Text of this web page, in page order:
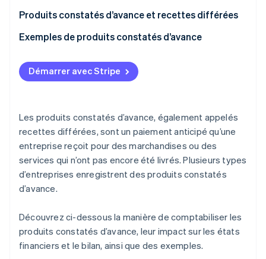
Bilan
Compte de résultat
Tableau des flux de trésorerie
Analyse financière
Produits constatés d’avance et recettes différées
Produits constatés d’avance
Recettes différées
Exemples de produits constatés d’avance et de
Exemples de produits constatés d’avance
Services d’abonnement
Logiciels et technologies
Assurance
Immobilier et locations
Bâtiment
Événements en direct
Services juridiques et de conseil
Voyage et hôtellerie
Démarrer avec Stripe
Les produits constatés d’avance, également appelés
recettes différées, sont un paiement anticipé qu’une
entreprise reçoit pour des marchandises ou des
services qui n’ont pas encore été livrés. Plusieurs types
d’entreprises enregistrent des produits constatés
d’avance.
Découvrez ci-dessous la manière de comptabiliser les
produits constatés d’avance, leur impact sur les états
financiers et le bilan, ainsi que des exemples.